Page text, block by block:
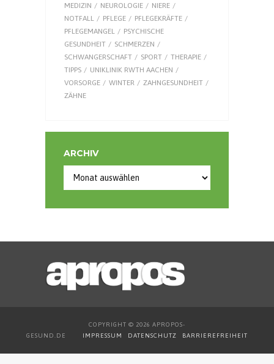
MEDIZIN
NEUROLOGIE
NIERE
NOTFALL
PFLEGE
PFLEGEKRÄFTE
PFLEGEMANGEL
PSYCHISCHE
GESUNDHEIT
SCHMERZEN
SCHWANGERSCHAFT
SPORT
THERAPIE
TIPPS
UNIKLINIK RWTH AACHEN
VORSORGE
WINTER
ZAHNGESUNDHEIT
ZÄHNE
ARCHIV
COPYRIGHT © 2026 APROPOS-
GESUND.DE IMPRESSUM DATENSCHUTZ BARRIEREFREIHEIT